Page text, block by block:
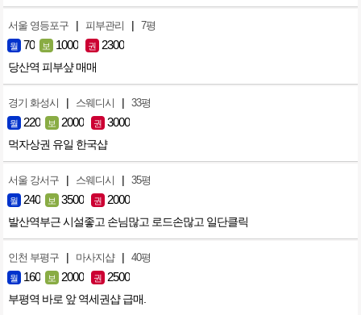
서울 영등포구 | 피부관리 | 7평
월 70 보 1000 권 2300
당산역 피부샾 매매
경기 화성시 | 스웨디시 | 33평
월 220 보 2000 권 3000
먹자상권 유일 한국샵
서울 강서구 | 스웨디시 | 35평
월 240 보 3500 권 2000
발산역부근 시설좋고 손님많고 로드손많고 일단클릭
인천 부평구 | 마사지샵 | 40평
월 160 보 2000 권 2500
부평역 바로 앞 역세권샵 급매.